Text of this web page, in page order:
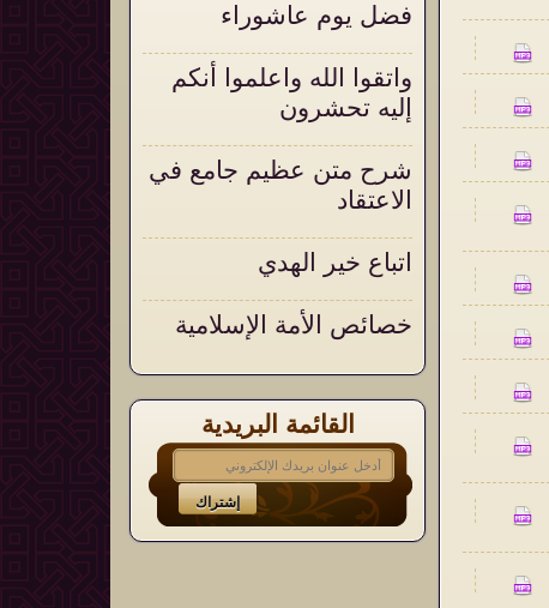
السنية على العقيدة
فضل يوم عاشوراء
واتقوا الله واعلموا أنكم
إليه تحشرون
شرح متن عظيم جامع في
الاعتقاد
اتباع خير الهدي
خصائص الأمة الإسلامية
القائمة البريدية